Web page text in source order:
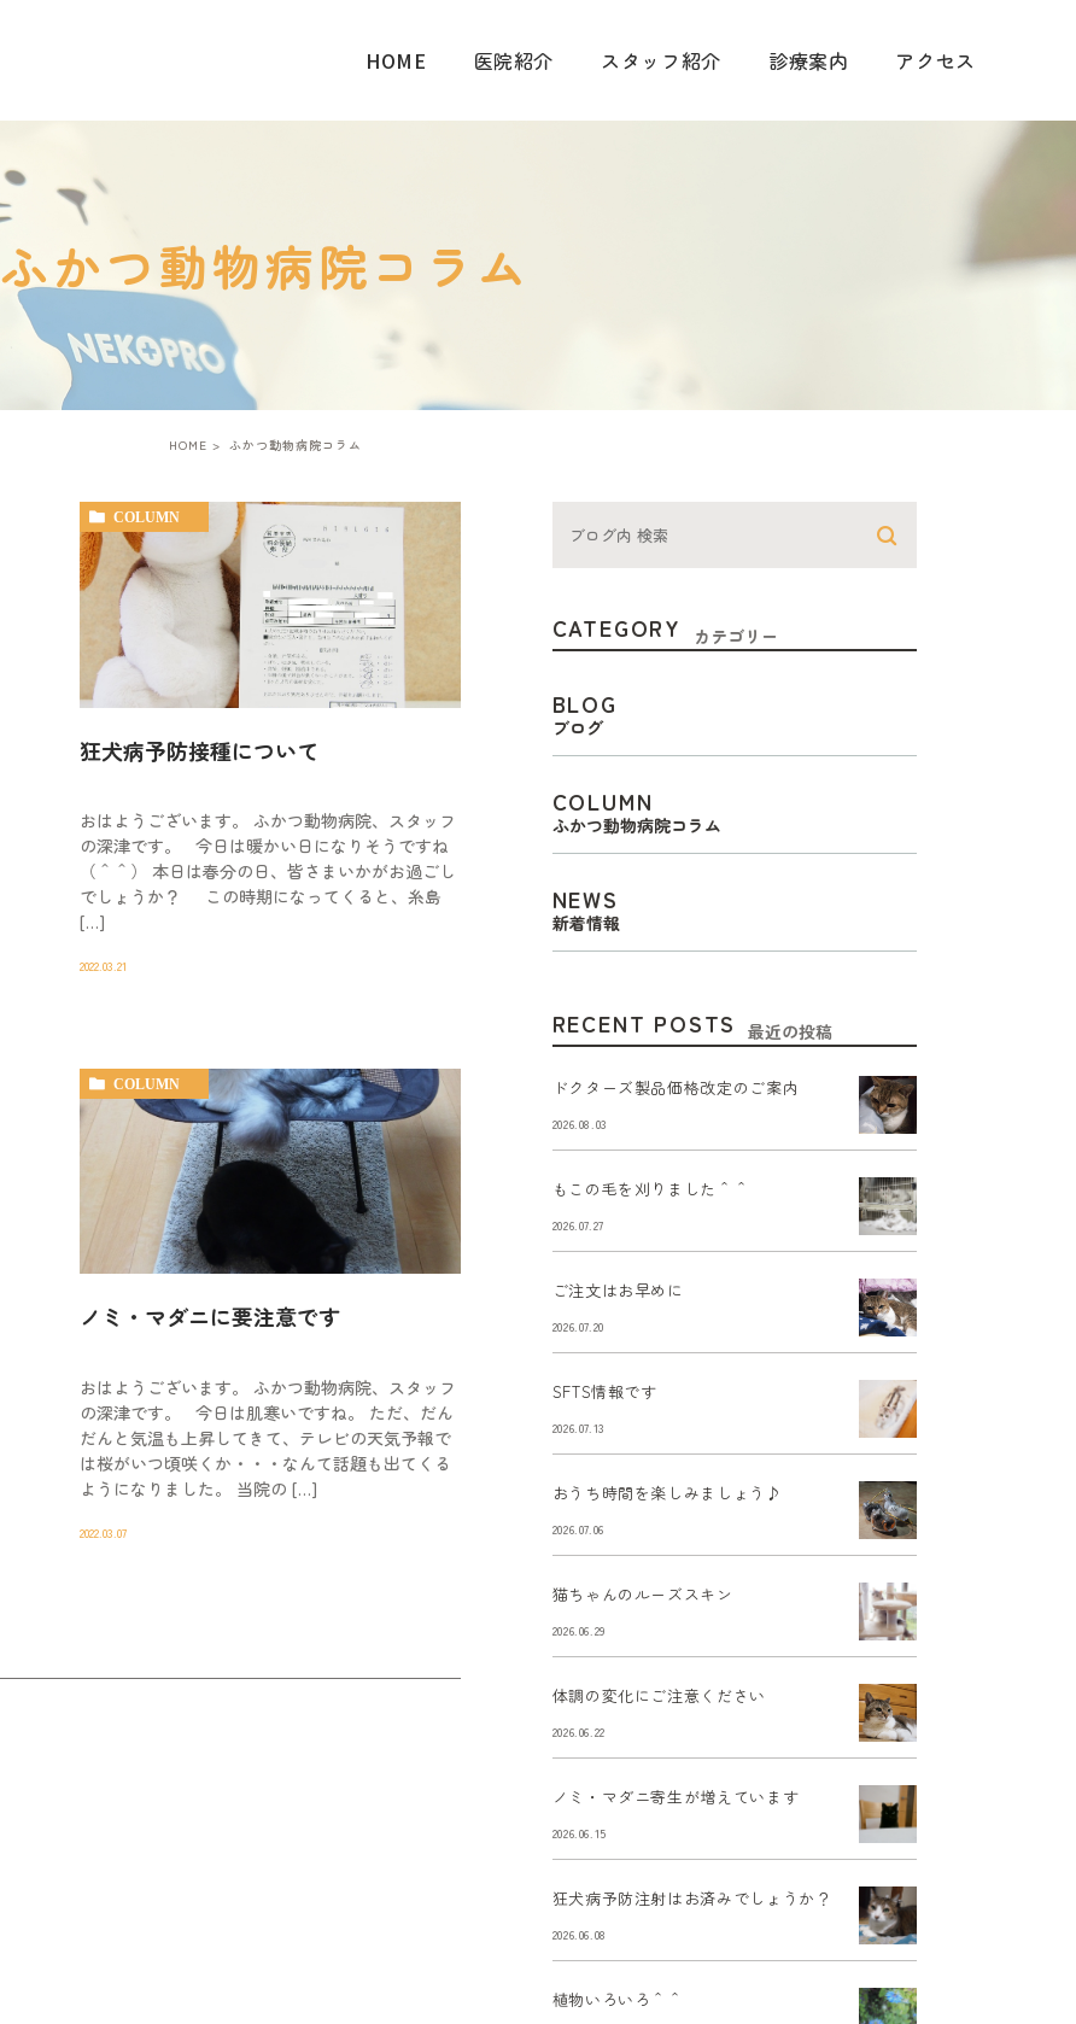
HOME 医院紹介 スタッフ紹介 診療案内 アクセス
ふかつ動物病院コラム
HOME ふかつ動物病院コラム
COLUMN
狂犬病予防接種について
おはようございます。 ふかつ動物病院、スタッフ
の深津です。 今日は暖かい日になりそうですね
（＾＾） 本日は春分の日、皆さまいかがお過ごし
でしょうか？ この時期になってくると、糸島
[…]
2022.03.21
COLUMN
ノミ・マダニに要注意です
おはようございます。 ふかつ動物病院、スタッフ
の深津です。 今日は肌寒いですね。 ただ、だん
だんと気温も上昇してきて、テレビの天気予報で
は桜がいつ頃咲くか・・・なんて話題も出てくる
ようになりました。 当院の […]
2022.03.07
CATEGORY カテゴリー
BLOG
ブログ
COLUMN
ふかつ動物病院コラム
NEWS
新着情報
RECENT POSTS 最近の投稿
ドクターズ製品価格改定のご案内
2026.08.03
もこの毛を刈りました＾＾
2026.07.27
ご注文はお早めに
2026.07.20
SFTS情報です
2026.07.13
おうち時間を楽しみましょう♪
2026.07.06
猫ちゃんのルーズスキン
2026.06.29
体調の変化にご注意ください
2026.06.22
ノミ・マダニ寄生が増えています
2026.06.15
狂犬病予防注射はお済みでしょうか？
2026.06.08
植物いろいろ＾＾